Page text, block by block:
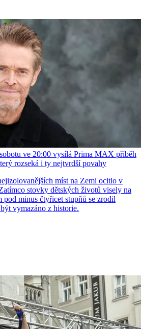
ve 20:00 vysílá Prima MAX příběh
rozseká i ty nejtvrdší povahy
míst na Zemi ocitlo v
stovky dětských životů visely na
minus čtyřicet stupňů se zrodil
vymazáno z historie.